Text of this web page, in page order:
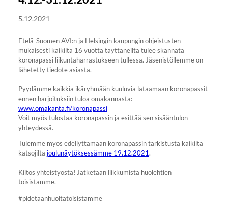
5.12.2021
Etelä-Suomen AVI:n ja Helsingin kaupungin ohjeistusten
mukaisesti kaikilta 16 vuotta täyttäneiltä tulee skannata
koronapassi liikuntaharrastukseen tullessa. Jäsenistöllemme on
lähetetty tiedote asiasta.
Pyydämme kaikkia ikäryhmään kuuluvia lataamaan koronapassit
ennen harjoituksiin tuloa omakannasta:
www.omakanta.fi/koronapassi
Voit myös tulostaa koronapassin ja esittää sen sisääntulon
yhteydessä.
Tulemme myös edellyttämään koronapassin tarkistusta kaikilta
katsojilta joulunäytöksessämme 19.12.2021.
Kiitos yhteistyöstä! Jatketaan liikkumista huolehtien
toisistamme.
#pidetäänhuoltatoisistamme